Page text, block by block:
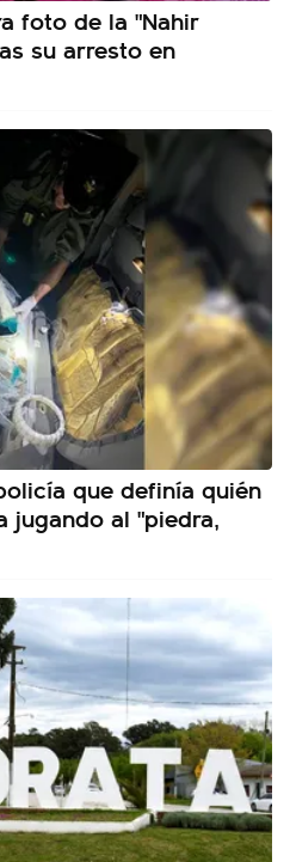
foto de la "Nahir
su arresto en
que definía quién
jugando al "piedra,